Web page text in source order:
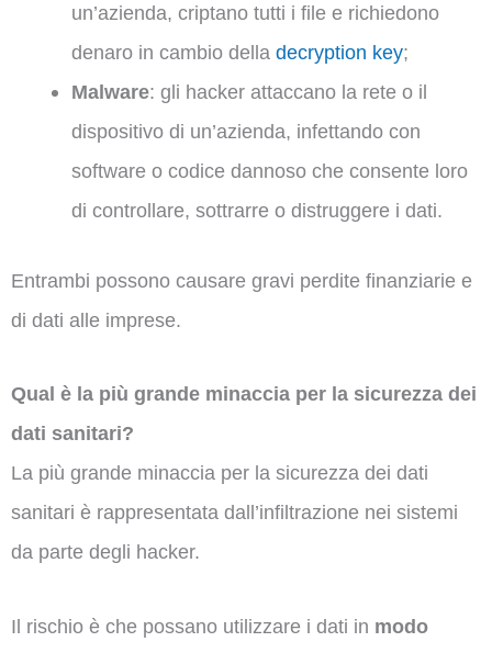
un’azienda, criptano tutti i file e richiedono
denaro in cambio della decryption key;
Malware: gli hacker attaccano la rete o il
dispositivo di un’azienda, infettando con
software o codice dannoso che consente loro
di controllare, sottrarre o distruggere i dati.
Entrambi possono causare gravi perdite finanziarie e
di dati alle imprese.
Qual è la più grande minaccia per la sicurezza dei
dati sanitari?
La più grande minaccia per la sicurezza dei dati
sanitari è rappresentata dall’infiltrazione nei sistemi
da parte degli hacker.
Il rischio è che possano utilizzare i dati in modo